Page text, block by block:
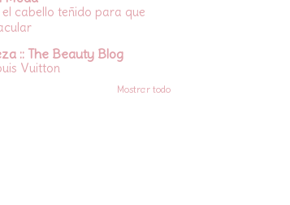
cabello teñido para que
:: The Beauty Blog
Vuitton
Mostrar todo